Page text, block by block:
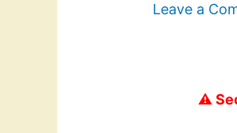
Leave a
⚠️